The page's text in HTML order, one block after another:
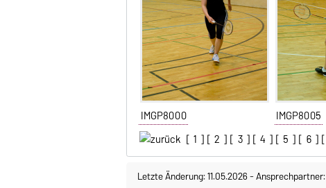
IMGP8000 IMGP8005
[ 1 ] [ 2 ] [ 3 ] [ 4 ] [ 5 ] [ 6 ] [
Letzte Änderung: 11.05.2026-Ansprechpartner: